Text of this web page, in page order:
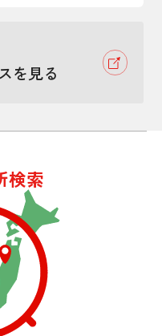
を見る
検索